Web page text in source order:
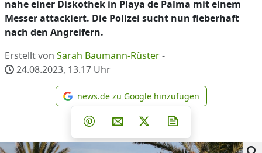
nahe einer Diskothek in Playa de Palma mit einem
Messer attackiert. Die Polizei sucht nun fieberhaft
nach den Angreifern.
Erstellt von Sarah Baumann-Rüster-
24.08.2023, 13.17 Uhr
news.de zu Google
news.de zu Google hinzufügen
Teilen auf Facebook
Teilen auf Whatsapp
Teilen auf Telegram
Teilen auf Pinterest
Per E-Mail teilen
Post auf X